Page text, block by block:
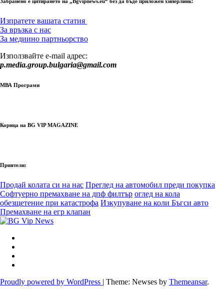
Изпратете вашата статия
За връзка с нас
За медиино партньорство
Използвайте e-mail адрес:
p.media.group.bulgaria@gmail.com
МВА Програми
Корица на BG VIP MAGAZINE
Приятели:
Продай колата си на нас Преглед на автомобил преди покупка
Софтуерно премахване на дпф филтър оглед на кола
обезщетение при катастрофа Изкупуване на коли Бъгси авто
Премахване на егр клапан
Proudly powered by WordPress | Theme: Newses by Themeansar.